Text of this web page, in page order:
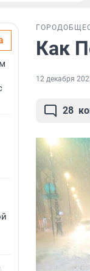
ГОРОД
Как
12 декабря
28